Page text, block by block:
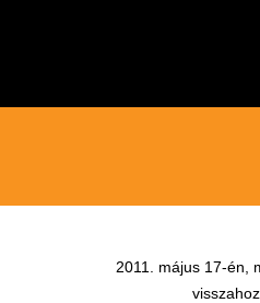
2011. május 17-én,